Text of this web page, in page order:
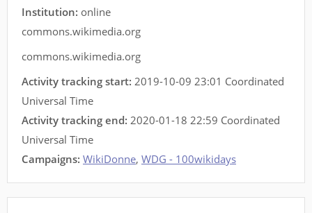
Institution: online
commons.wikimedia.org
commons.wikimedia.org
Activity tracking start: 2019-10-09 23:01 Coordinated
Universal Time
Activity tracking end: 2020-01-18 22:59 Coordinated
Universal Time
Campaigns: WikiDonne, WDG - 100wikidays